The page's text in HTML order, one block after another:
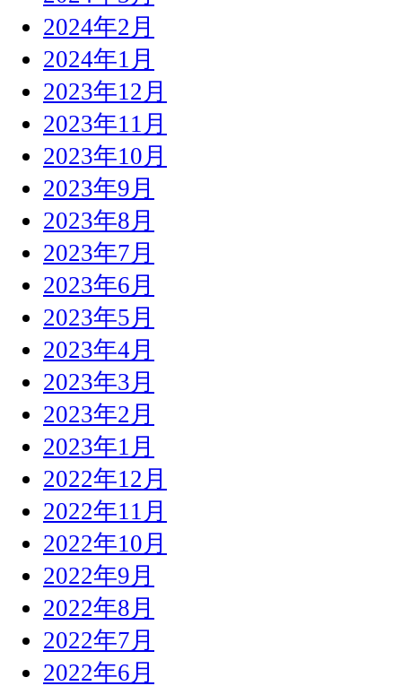
2024年2月
2024年1月
2023年12月
2023年11月
2023年10月
2023年9月
2023年8月
2023年7月
2023年6月
2023年5月
2023年4月
2023年3月
2023年2月
2023年1月
2022年12月
2022年11月
2022年10月
2022年9月
2022年8月
2022年7月
2022年6月